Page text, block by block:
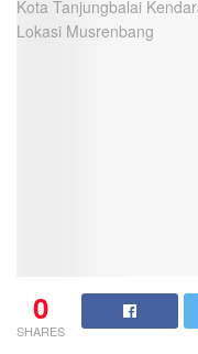
0
SHARES